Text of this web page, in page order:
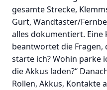
gesamte Strecke,
Gurt, Wandtaster/
alles dokumentiert. Eine
beantwortet die Fragen,
starte ich? Wohin parke
die Akkus laden?“
Rollen, Akkus, Kontakte